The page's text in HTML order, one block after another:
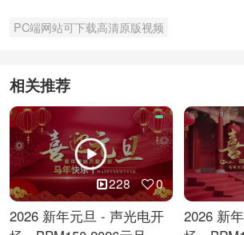
PC端网站可下载高清原版视频
相关推荐
228 0
2026 新年元旦 - 声光电开
2026 新